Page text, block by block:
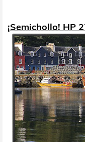
¡Semichollo! HP